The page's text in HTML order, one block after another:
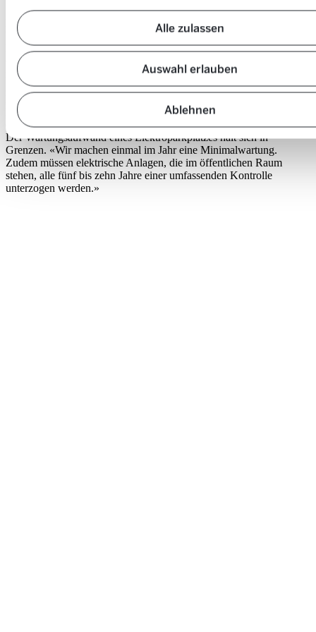
Alle zulassen
Auswahl erlauben
Ablehnen
Standorteigentümer den Netzanschluss zur Verfügung, während
Mobility die Ladestation installiert. «Dabei sind wir stets darum
bemüht, die Umrüstung so günstig wie möglich umzusetzen», so
Barth. Ideal sei, wenn sich der Parkplatz in der Nähe eines
Gebäudes befindet. «Dann können wir die bestehenden Ausgänge
nutzen, um die Energie anzuzapfen.» Technisch sei dies keine
grosse Sache. «Ein Kabel zu ziehen und anschliessend eine
Ladestation dranzuhängen, geht relativ schnell.» Die
Herausforderungen bezüglich der Finanzierung sowie im Bereich
des Mikroprojektmanagements seien wesentlich grösser. Immerhin:
Der Wartungsaufwand eines Elektroparkplatzes hält sich in
Grenzen. «Wir machen einmal im Jahr eine Minimalwartung.
Zudem müssen elektrische Anlagen, die im öffentlichen Raum
stehen, alle fünf bis zehn Jahre einer umfassenden Kontrolle
unterzogen werden.»